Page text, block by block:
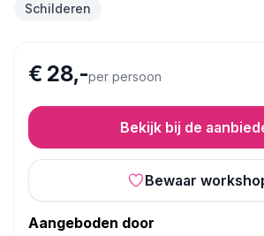
Schilderen
€ 28,-per persoon
Bekijk bij de
Bewaar
Aangeboden door